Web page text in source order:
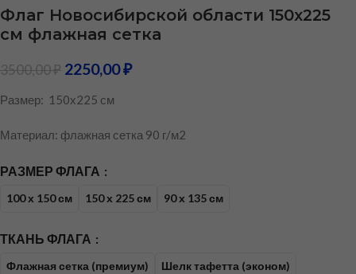
Флаг Новосибирской области 150х225
см флажная сетка
3500,00₽ 2250,00₽
Размер: 150х225 см
Материал: флажная сетка 90 г/м2
РАЗМЕР ФЛАГА
100 х 150 см 150 х 225 см 90 х 135 см
ТКАНЬ ФЛАГА
Флажная сетка (премиум) Шелк тафетта (эконом)